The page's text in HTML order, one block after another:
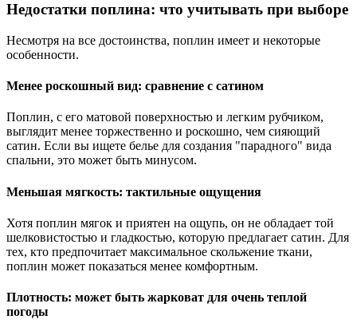
Недостатки поплина: что учитывать при выборе
Несмотря на все достоинства, поплин имеет и некоторые
особенности.
Менее роскошный вид: сравнение с сатином
Поплин, с его матовой поверхностью и легким рубчиком,
выглядит менее торжественно и роскошно, чем сияющий
сатин. Если вы ищете белье для создания "парадного" вида
спальни, это может быть минусом.
Меньшая мягкость: тактильные ощущения
Хотя поплин мягок и приятен на ощупь, он не обладает той
шелковистостью и гладкостью, которую предлагает сатин. Для
тех, кто предпочитает максимальное скольжение ткани,
поплин может показаться менее комфортным.
Плотность: может быть жарковат для очень теплой
погоды